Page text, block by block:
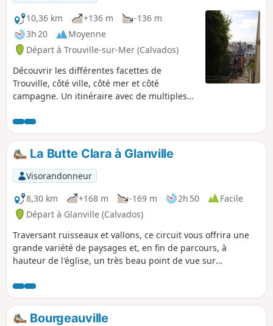
10,36 km
+136 m
-136 m
3h 20
Moyenne
Départ à Trouville-sur-Mer (Calvados)
Découvrir les différentes facettes de
Trouville, côté ville, côté mer et côté
campagne. Un itinéraire avec de multiples
campagne normande. Pour tous ceux qui ne
connaissent que le Trouville des quais !
La Butte Clara à Glanville
Visorandonneur
8,30 km
+168 m -169 m 2h 50
Facile
Départ à Glanville (Calvados)
Traversant ruisseaux et vallons, ce circuit vous offrira une
grande variété de paysages et, en fin de parcours, à
hauteur de l'église, un très beau point de vue sur
Bourgeauville